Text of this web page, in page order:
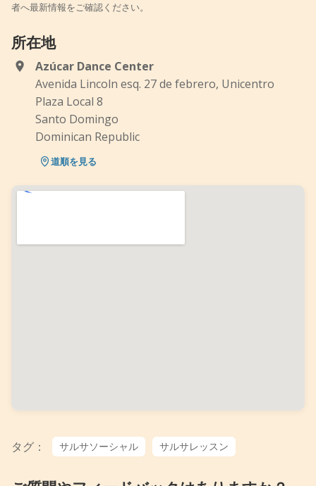
者へ最新情報をご確認ください。
所在地
Azúcar Dance Center
Avenida Lincoln esq. 27 de febrero, Unicentro
Plaza Local 8
Santo Domingo
Dominican Republic
道順を見る
タグ： サルサソーシャル サルサレッスン